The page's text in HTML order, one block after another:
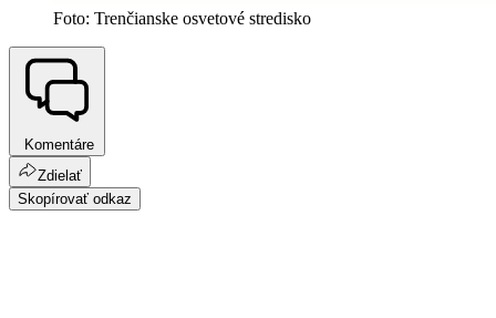
Foto: Trenčianske osvetové stredisko
Komentáre
Zdielať
Skopírovať odkaz